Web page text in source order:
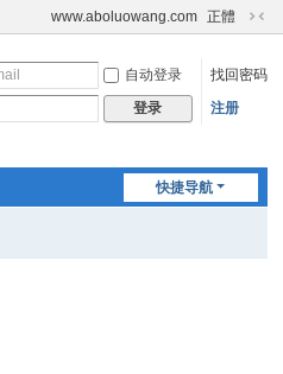
www.aboluowang.com 正體
切
到
自动登录
找回密码
登录 注册
快捷导航